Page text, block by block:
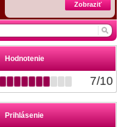
Zobraziť
Hodnotenie
7/10
Prihlásenie